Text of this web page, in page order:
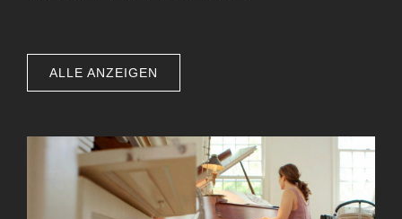
ALLE ANZEIGEN